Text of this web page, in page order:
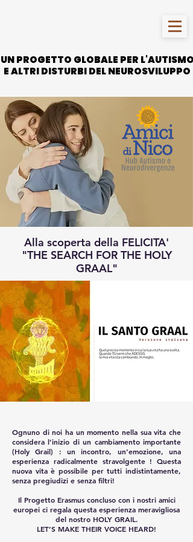
UN PROGETTO GLOBALE PER L'AUTISMO
E ALTRI DISTURBI DEL NEUROSVILUPPO
UN PROGETTO GLOBALE PER L'AUTISMO
E ALTRI DISTURBI DEL NEUROSVILUPPO
Alla scoperta della FELICITA'
"THE SEARCH FOR THE HOLY
GRAAL"
Ognuno di noi ha un momento nella sua vita che
considera l’inizio di un cambiamento importante
(Holy Grail) : un incontro, un’emozione, una
esperienza radicalmente stravolgente ! Questa
nuova vita è possibile per tutti indistintamente,
senza pregiudizi e senza filtri!
Il Progetto Erasmus concluso con i nostri amici
europei ci regala questa esperienza meravigliosa
del nostro HOLY GRAIL.
LET’S MAKE THEIR VOICE HEARD!